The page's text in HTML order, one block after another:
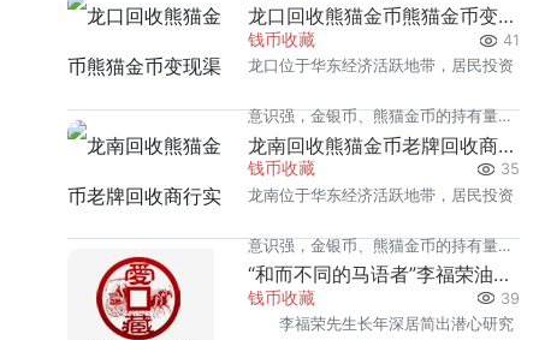
温，但鱼龙混杂的回收渠道里，能精准
识别版别溢
同类城市里位居前列。每逢金价高位，
温，但鱼龙混杂的回收渠道里，能精准
识别版别溢
钱币收藏 41
龙口回收熊猫金币熊猫金币变现渠道指南
龙口位于华东经济活跃地带，居民投资
意识强，金银币、熊猫金币的持有量在
同类城市里位居前列。每逢金价高位，
温，但鱼龙混杂的回收渠道里，能精准
识别版别溢
钱币收藏 35
龙南回收熊猫金币老牌回收商行实力盘点
龙南位于华东经济活跃地带，居民投资
意识强，金银币、熊猫金币的持有量在
同类城市里位居前列。每逢金价高位，
钱币收藏 39
“和而不同的马语者”李福荣油画展
李福荣先生长年深居简出潜心研究